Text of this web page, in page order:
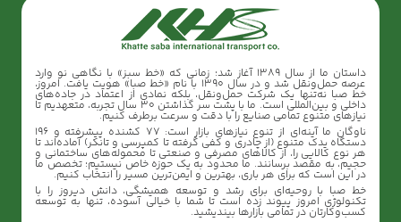
داستان ما از سال ۱۳۸۹ آغاز شد؛ زمانی که «خط سبز» با نگاهی نو وارد
عرصه حمل‌ونقل شد و در سال ۱۳۹۰ با نام «خط صبا» هویت یافت. امروز،
خط صبا نه‌تنها یک شرکت حمل‌ونقل، بلکه نمادی از اعتماد در جاده‌های
داخلی و بین‌المللی است. ما با پشت سر گذاشتن 30 سال تجربه، متعهدیم تا
نیازهای متنوع تمامی صنایع را با دقت و سرعت برطرف کنیم.
ناوگان ما آینه‌ای از تنوع نیازهای بازار است: ۷۷ کشنده پیشرفته و ۱۹۶
دستگاه یدک متنوع (از چادری و کفی گرفته تا کمپرسی و تانکر) آماده‌اند تا
هر نوع کالایی را، از کالاهای مصرفی و صنعتی تا محموله‌های ساختمانی و
حجیم، به مقصد برسانند. ما محدود به یک حوزه خاص نیستیم؛ تخصص ما
در این است که برای هر باری، بهترین و ایمن‌ترین مسیر را انتخاب کنیم.
خط صبا با روحیه‌ای برای رشد و توسعه همیشگی، دانش دیروز را با
تکنولوژی امروز پیوند زده است تا شما با خیالی آسوده، تنها به توسعه
کسب‌وکارتان در تمامی بازارها بیندیشید.